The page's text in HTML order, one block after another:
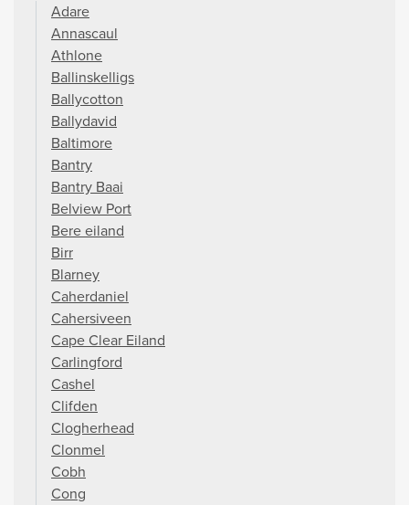
Adare
Annascaul
Athlone
Ballinskelligs
Ballycotton
Ballydavid
Baltimore
Bantry
Bantry Baai
Belview Port
Bere eiland
Birr
Blarney
Caherdaniel
Cahersiveen
Cape Clear Eiland
Carlingford
Cashel
Clifden
Clogherhead
Clonmel
Cobh
Cong